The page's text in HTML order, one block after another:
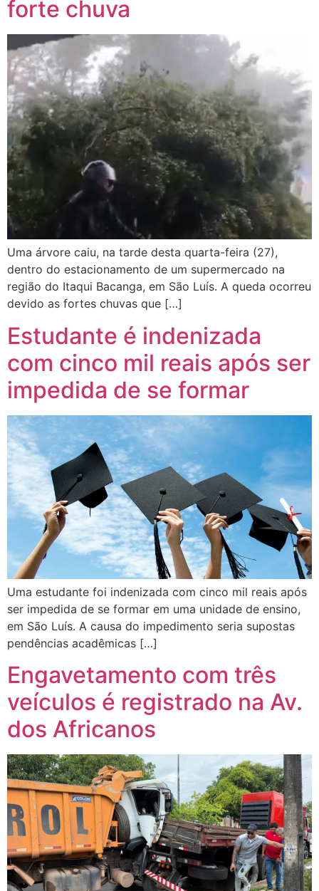
forte chuva
Uma árvore caiu, na tarde desta quarta-feira (27),
dentro do estacionamento de um supermercado na
região do Itaqui Bacanga, em São Luís. A queda ocorreu
devido as fortes chuvas que […]
Estudante é indenizada
com cinco mil reais após ser
impedida de se formar
Uma estudante foi indenizada com cinco mil reais após
ser impedida de se formar em uma unidade de ensino,
em São Luís. A causa do impedimento seria supostas
pendências acadêmicas […]
Engavetamento com três
veículos é registrado na Av.
dos Africanos